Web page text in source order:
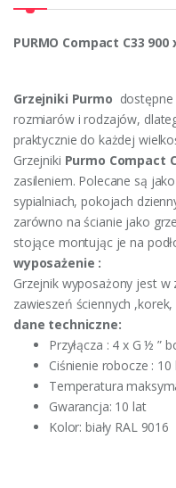
PURMO Compact C33 900
Grzejniki Purmo
rozmiarów i rodzajów,
praktycznie do każdej
Grzejniki Purmo Compact
zasileniem. Polecane są
sypialniach, pokojach
zarówno na ścianie jako
stojące montując je na
wyposażenie :
Grzejnik wyposażony jest
zawieszeń ściennych
dane techniczne:
Przyłącza : 4 x G ½ ”
Ciśnienie robocze : 10
Temperatura
Gwarancja: 10 lat
Kolor: biały RAL 9016